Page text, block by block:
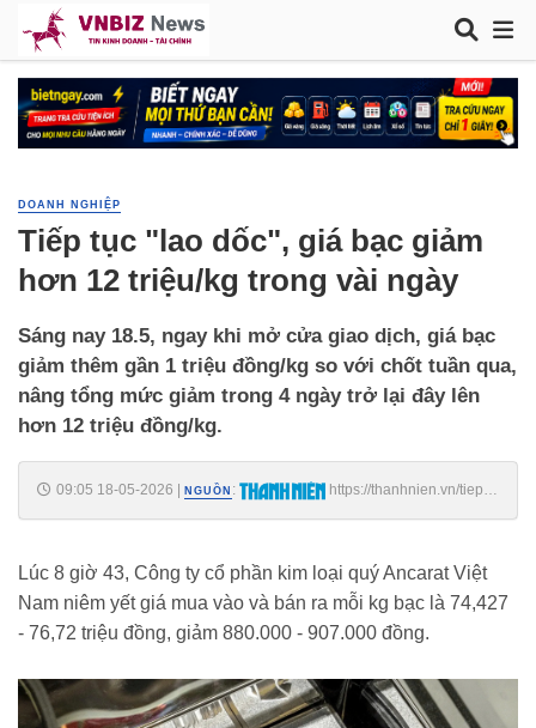
DOANH NGHIỆP
Tiếp tục "lao dốc", giá bạc giảm
hơn 12 triệu/kg trong vài ngày
Sáng nay 18.5, ngay khi mở cửa giao dịch, giá bạc
giảm thêm gần 1 triệu đồng/kg so với chốt tuần qua,
nâng tổng mức giảm trong 4 ngày trở lại đây lên
hơn 12 triệu đồng/kg.
09:05 18-05-2026 NGUỒN :
https://thanhnien.vn/tiep-
Lúc 8 giờ 43, Công ty cổ phần kim loại quý Ancarat Việt
Nam niêm yết giá mua vào và bán ra mỗi kg bạc là 74,427
- 76,72 triệu đồng, giảm 880.000 - 907.000 đồng.